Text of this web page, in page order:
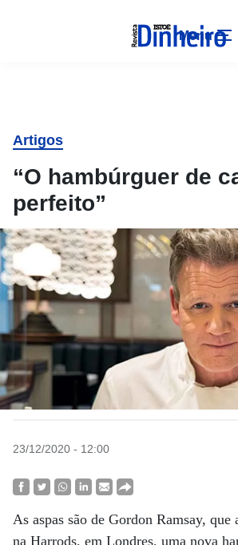
Menu
Artigos
“O hambúrguer de
perfeito”
23/12/2020 - 12:00
As aspas são de Gordon Ramsay, que
na Harrods, em Londres, uma nova